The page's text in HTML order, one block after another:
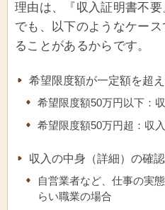
理由は、『収入証明書不
でも、以下のようなケー
ることがあるからです。
希望限度額が一定額を超
希望限度額50万円以下：
希望限度額50万円超：収
収入の中身（詳細）の確
自営業者など、仕事の実
らい職業の場合